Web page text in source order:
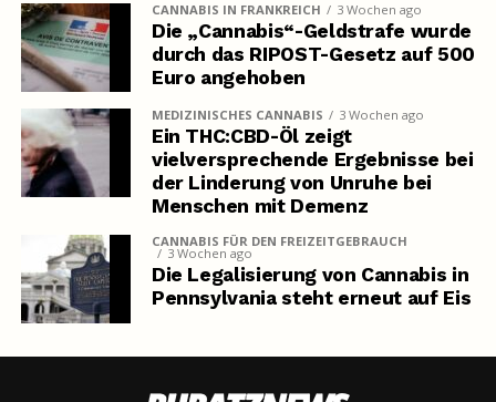
CANNABIS IN FRANKREICH 3 Wochen ago
Die „Cannabis“-Geldstrafe wurde
durch das RIPOST-Gesetz auf 500
Euro angehoben
MEDIZINISCHES CANNABIS 3 Wochen ago
Ein THC:CBD-Öl zeigt
vielversprechende Ergebnisse bei
der Linderung von Unruhe bei
Menschen mit Demenz
CANNABIS FÜR DEN FREIZEITGEBRAUCH
3 Wochen ago
Die Legalisierung von Cannabis in
Pennsylvania steht erneut auf Eis